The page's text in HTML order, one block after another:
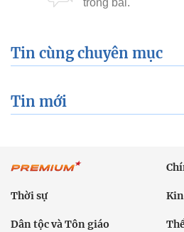
Tin cùng chuyên mục
Tin mới
Thời sự
Dân tộc và Tôn giáo